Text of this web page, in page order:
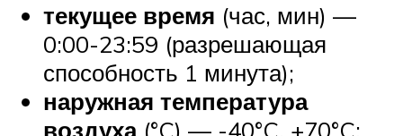
текущее время (час, мин) —
0:00-23:59 (разрешающая
способность 1 минута);
наружная температура
воздуха(°C) — -40°C. +70°C;